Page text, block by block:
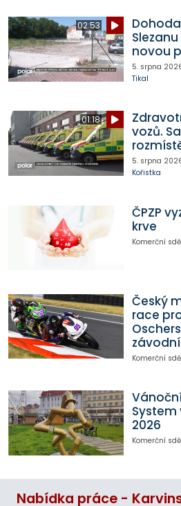
02:53
novou
5. srpna
Tikal
01:18
vozů.
5. srpna
Kořistka
ČPZP
krve
Komerční
Český
race
Komerční
System
2026
Komerční
Nabídka práce -